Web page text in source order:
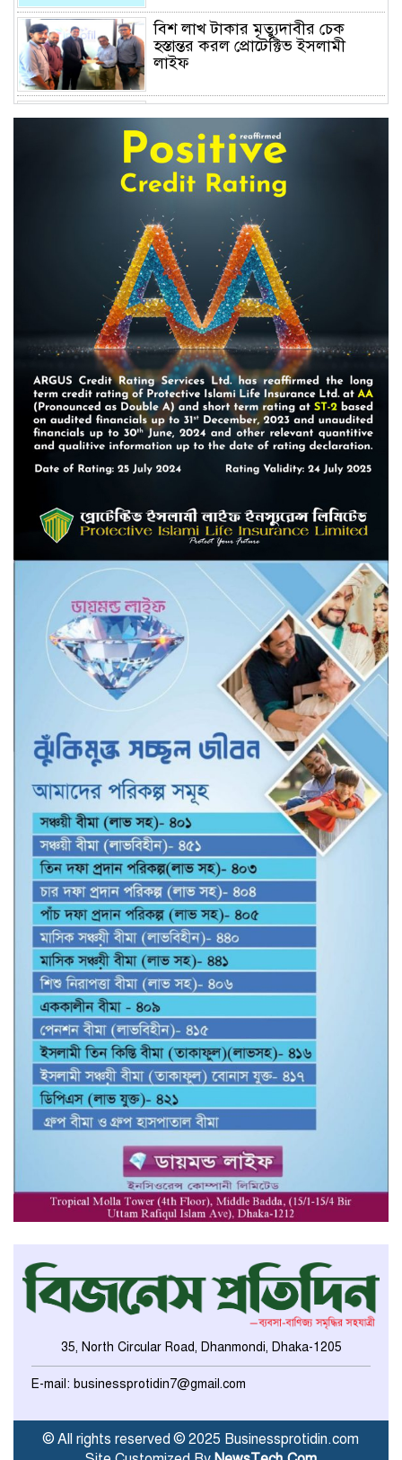
বিশ লাখ টাকার মৃত্যুদাবীর চেক
হস্তান্তর করল প্রোটেক্টিভ ইসলামী
লাইফ
শেয়ার দর, ডিএসইর সতর্কবার্তা
35, North Circular Road, Dhanmondi, Dhaka-1205
E-mail: businessprotidin7@gmail.com
© All rights reserved © 2025 Businessprotidin.com